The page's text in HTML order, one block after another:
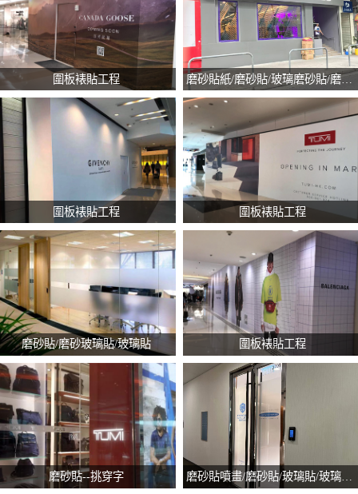
圍板裱貼工程
圍板裱貼工程 圍板裱貼工程
磨砂貼/磨砂玻璃貼/玻璃貼 圍板裱貼工程
磨砂貼--挑穿字